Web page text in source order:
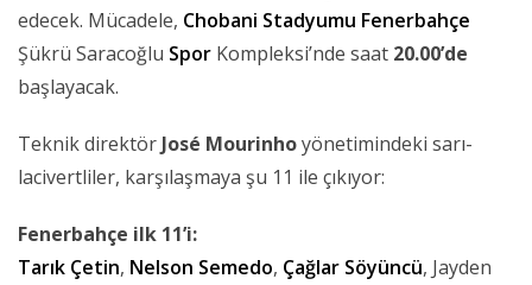
edecek. Mücadele, Chobani Stadyumu Fenerbahçe
Şükrü Saracoğlu Spor Kompleksi’nde saat 20.00’de
başlayacak.
Teknik direktör José Mourinhoyönetimindeki sarı-
lacivertliler, karşılaşmaya şu 11 ile çıkıyor:
Fenerbahçe ilk 11’i:
Tarık Çetin, Nelson Semedo, Çağlar Söyüncü, Jayden